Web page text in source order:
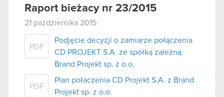
Raport bieżacy nr 23/2015
21 października 2015
PDF
Podjęcie decyzji o zamiarze połączenia
CD PROJEKT S.A. ze spółką zależną
Brand Projekt sp. z o.o.
PDF
Plan połaczenia CD Projekt S.A. z Brand
Projekt sp. z o.o.